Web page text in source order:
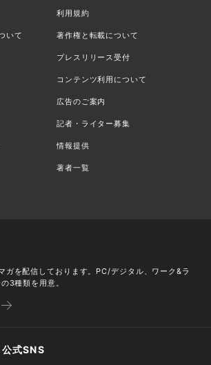
利用規約
いて 著作権と転載について
プレスリリース受付
コンテンツ利用について
広告のご案内
記者・ライター募集
情報提供
著者一覧
ガを配信しております。PC/デジタル、ワーク&ラ
3種類を用意。
式SNS